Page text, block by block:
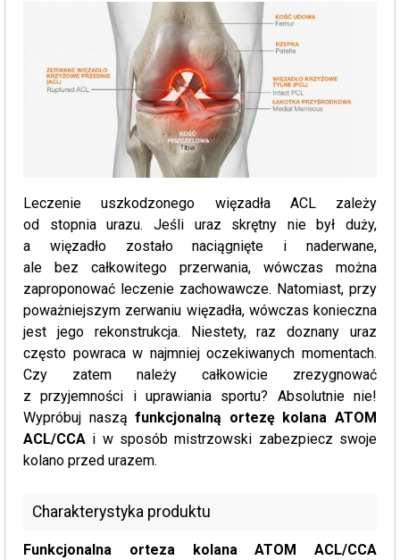
Leczenie uszkodzonego więzadła ACL zależy
od stopnia urazu. Jeśli uraz skrętny nie był duży,
a więzadło zostało naciągnięte i naderwane,
ale bez całkowitego przerwania, wówczas można
zaproponować leczenie zachowawcze. Natomiast, przy
poważniejszym zerwaniu więzadła, wówczas konieczna
jest jego rekonstrukcja. Niestety, raz doznany uraz
często powraca w najmniej oczekiwanych momentach.
Czy zatem należy całkowicie zrezygnować
z przyjemności i uprawiania sportu? Absolutnie nie!
Wypróbuj nasząfunkcjonalną ortezę kolana ATOM
ACL/CCA i w sposób mistrzowski zabezpiecz swoje
kolano przed urazem.
Charakterystyka produktu
Funkcjonalna orteza kolana ATOM ACL/CCA